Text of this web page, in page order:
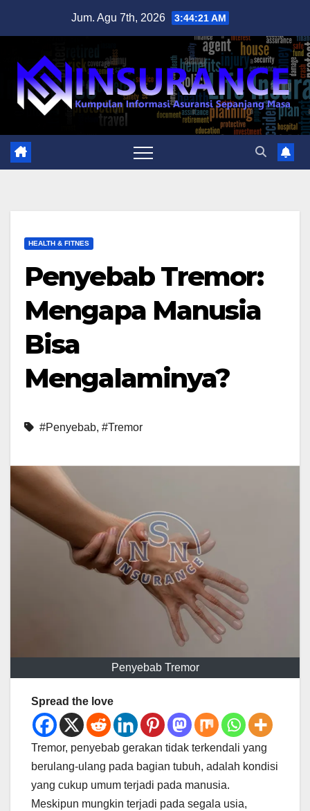
Jum. Agu 7th, 2026 3:44:22 AM
HEALTH & FITNES
Penyebab Tremor:
Mengapa Manusia
Bisa
Mengalaminya?
#Penyebab, #Tremor
Penyebab Tremor
Spread the love
Tremor, penyebab gerakan tidak terkendali yang
berulang-ulang pada bagian tubuh, adalah kondisi
yang cukup umum terjadi pada manusia.
Meskipun mungkin terjadi pada segala usia,